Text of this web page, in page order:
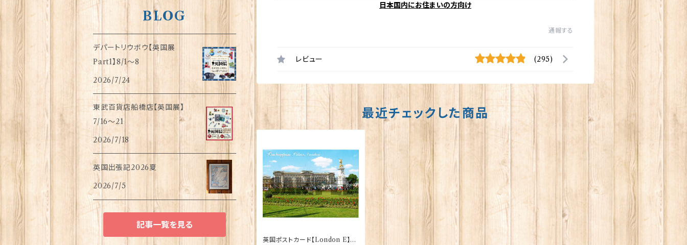
日本国内にお住まいの方向け
通報する
レビュー (295)
最近チェックした商品
英国ポストカード【London E】J.
BLOG
デパートリウボウ【英国展
Part1】8/1〜8
2026/7/24
東武百貨店船橋店【英国展】
7/16～21
2026/7/18
英国出張記2026夏
2026/7/5
記事一覧を見る